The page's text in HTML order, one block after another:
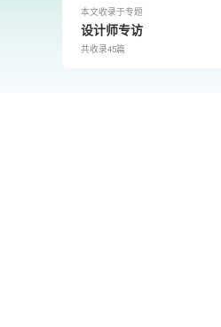
本文收录于专题
设计师专访
共收录45篇